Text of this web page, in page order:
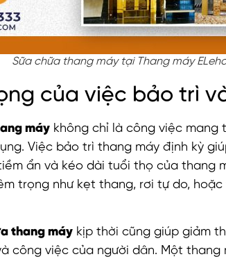
Sữa chữa thang máy tại Thang máy
của việc bảo trì
máykhông chỉ là công việc mang
Việc bảo trì thang máy định kỳ
ẩn và kéo dài tuổi thọ của thang
trọng như kẹt thang, rơi tự do,
thang máykịp thời cũng giúp giảm
công việc của người dân. Một